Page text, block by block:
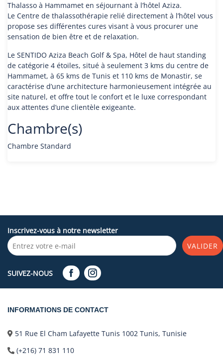
Thalasso à Hammamet en séjournant à l’hôtel Aziza.
Le Centre de thalassothérapie relié directement à l’hôtel vous
propose ses différentes cures visant à vous procurer une
sensation de bien être et de relaxation.
Le SENTIDO Aziza Beach Golf & Spa, Hôtel de haut standing
de catégorie 4 étoiles, situé à seulement 3 kms du centre de
Hammamet, à 65 kms de Tunis et 110 kms de Monastir, se
caractérise d’une architecture harmonieusement intégrée au
site naturel, et offre tout le confort et le luxe correspondant
aux attentes d’une clientèle exigeante.
Chambre(s)
Chambre Standard
Inscrivez-vous à notre newsletter
VALIDER
SUIVEZ-NOUS
INFORMATIONS DE CONTACT
51 Rue El Cham Lafayette Tunis 1002 Tunis, Tunisie
(+216) 71 831 110